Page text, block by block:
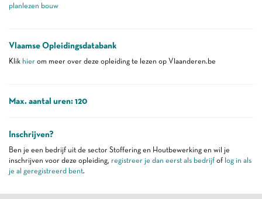
planlezen bouw
Vlaamse Opleidingsdatabank
Klik hier om meer over deze opleiding te lezen op Vlaanderen.be
Max. aantal uren: 120
Inschrijven?
Ben je een bedrijf uit de sector Stoffering en Houtbewerking en wil je
inschrijven voor deze opleiding, registreer je dan eerst als bedrijf of log in als
je al geregistreerd bent.